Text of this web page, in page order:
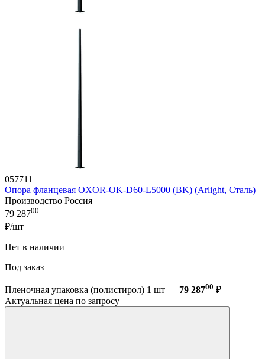
057711
Опора фланцевая OXOR-OK-D60-L5000 (BK) (Arlight, Сталь)
Производство Россия
79 28700
₽/шт
Нет в наличии
Под заказ
Пленочная упаковка (полистирол) 1 шт — 79 28700 ₽
Актуальная цена по запросу